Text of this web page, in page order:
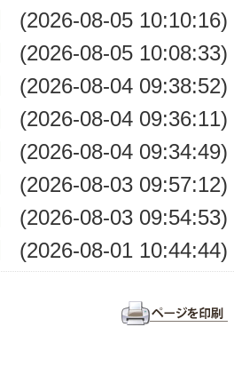
(2026-08-05 10:10:16)
(2026-08-05 10:08:33)
(2026-08-04 09:38:52)
(2026-08-04 09:36:11)
(2026-08-04 09:34:49)
(2026-08-03 09:57:12)
(2026-08-03 09:54:53)
(2026-08-01 10:44:44)